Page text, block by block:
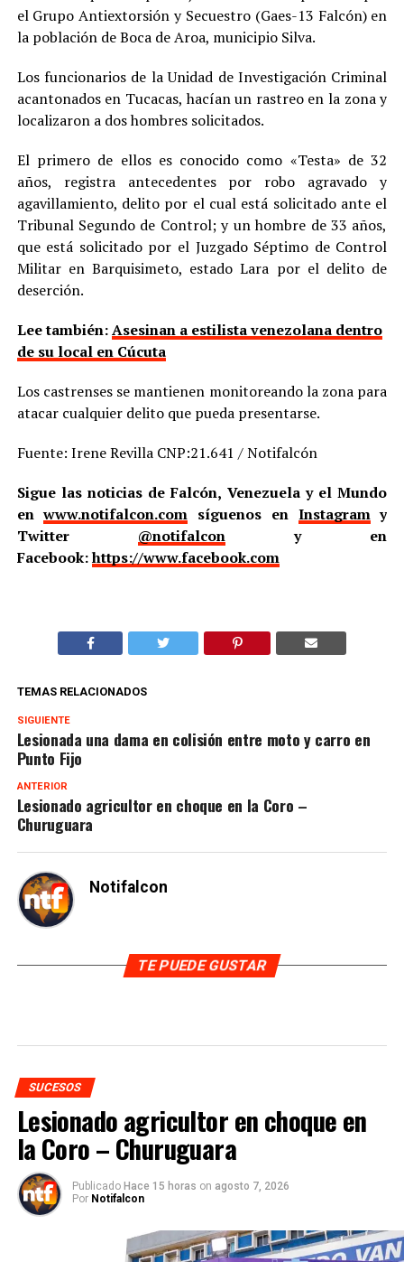
el Grupo Antiextorsión y Secuestro (Gaes-13 Falcón) en
la población de Boca de Aroa, municipio Silva.
Los funcionarios de la Unidad de Investigación Criminal
acantonados en Tucacas, hacían un rastreo en la zona y
localizaron a dos hombres solicitados.
El primero de ellos es conocido como «Testa» de 32
años, registra antecedentes por robo agravado y
agavillamiento, delito por el cual está solicitado ante el
Tribunal Segundo de Control; y un hombre de 33 años,
que está solicitado por el Juzgado Séptimo de Control
Militar en Barquisimeto, estado Lara por el delito de
deserción.
Lee también:Asesinan a estilista venezolana dentro
de su local en Cúcuta
Los castrenses se mantienen monitoreando la zona para
atacar cualquier delito que pueda presentarse.
Fuente: Irene Revilla CNP:21.641 / Notifalcón
Sigue las noticias de Falcón, Venezuela y el Mundo
enwww.notifalcon.com síguenos en Instagramy
Twitter @notifalcony en
Facebook:https://www.facebook.com
TEMAS RELACIONADOS
SIGUIENTE
Lesionada una dama en colisión entre moto y carro en
Punto Fijo
ANTERIOR
Lesionado agricultor en choque en la Coro –
Churuguara
Notifalcon
TE PUEDE GUSTAR
SUCESOS
Lesionado agricultor en choque en
la Coro – Churuguara
Publicado Hace 15 horas on agosto 7, 2026
Por Notifalcon